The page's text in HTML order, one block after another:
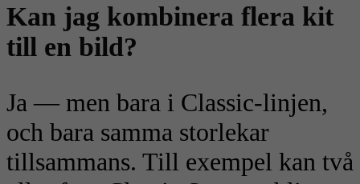
Kan jag kombinera flera kit
till en bild?
Ja — men bara i Classic-linjen,
och bara samma storlekar
tillsammans. Till exempel kan två